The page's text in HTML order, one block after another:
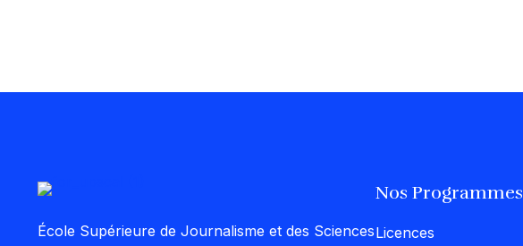
École Supérieure de Journalisme et des Sciences
Nos Programmes
Licences